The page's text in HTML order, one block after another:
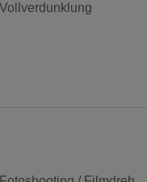
Vollverdunklung